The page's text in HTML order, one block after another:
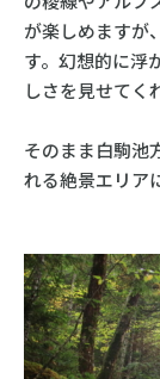
が楽しめますが
す。幻想的に浮
しさを見せてく
そのまま白駒池
れる絶景エリア